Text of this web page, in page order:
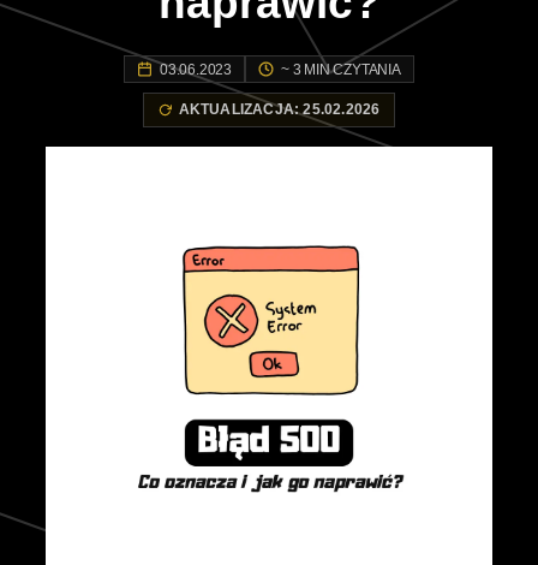
03.06.2023 ~ 3 MIN CZYTANIA
AKTUALIZACJA: 25.02.2026